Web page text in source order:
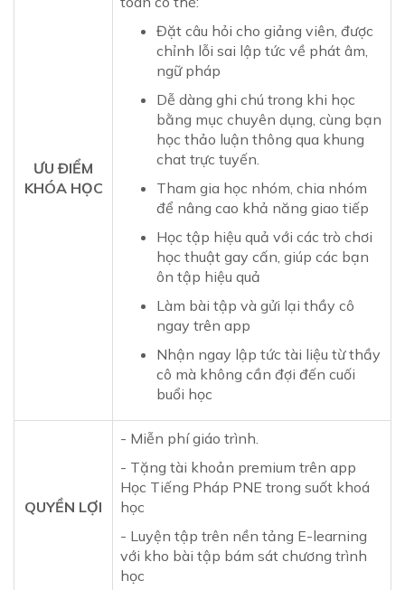
ƯU ĐIỂM
KHÓA HỌC
Đặt câu hỏi cho giảng viên, được
chỉnh lỗi sai lập tức về phát âm,
ngữ pháp
Dễ dàng ghi chú trong khi học
bằng mục chuyên dụng, cùng bạn
học thảo luận thông qua khung
chat trực tuyến.
Tham gia học nhóm, chia nhóm
để nâng cao khả năng giao tiếp
Học tập hiệu quả với các trò chơi
học thuật gay cấn, giúp các bạn
ôn tập hiệu quả
Làm bài tập và gửi lại thầy cô
ngay trên app
Nhận ngay lập tức tài liệu từ thầy
cô mà không cần đợi đến cuối
buổi học
QUYỀN LỢI
- Miễn phí giáo trình.
- Tặng tài khoản premium trên app
Học Tiếng Pháp PNE trong suốt khoá
học
- Luyện tập trên nền tảng E-learning
với kho bài tập bám sát chương trình
học